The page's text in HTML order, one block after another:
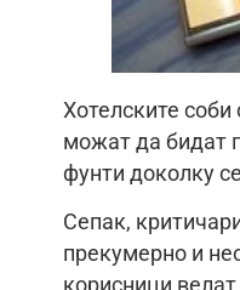
Хотелските соби
можат да бидат
фунти доколку
Сепак,
прекумерно и
корисници велат